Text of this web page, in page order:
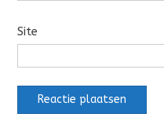
Site